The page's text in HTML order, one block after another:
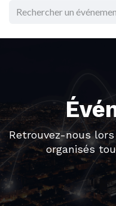
Retrouvez-nous
organisés